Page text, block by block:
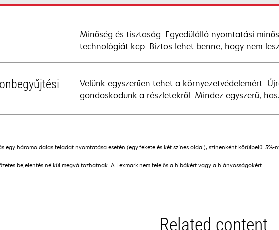
Minőség és tisztaság. Egyedülálló nyomtatási
technológiát kap. Biztos lehet benne, hogy nem
Velünk egyszerűen tehet a környezetvédelemért.
gondoskodunk a részletekről. Mindez egyszerű,
egy háromoldalas feladat nyomtatása esetén (egy fekete és két színes oldal), színenként körülbelül 5%-
bejelentés nélkül megváltozhatnak. A Lexmark nem felelős a hibákért vagy a hiányosságokért.
Related content